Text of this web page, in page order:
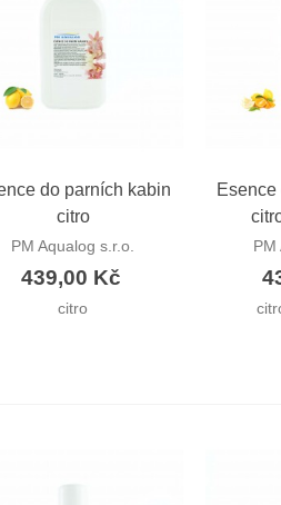
Rychlý náhled
do parních kabin
citro
PM Aqualog s.r.o.
439,00 Kč
citro
Esence
PM